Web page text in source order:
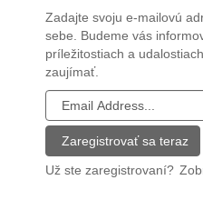
Zadajte svoju e-mailovú
sebe. Budeme vás
príležitostiach a
zaujímať.
Už ste zaregistrovaní?